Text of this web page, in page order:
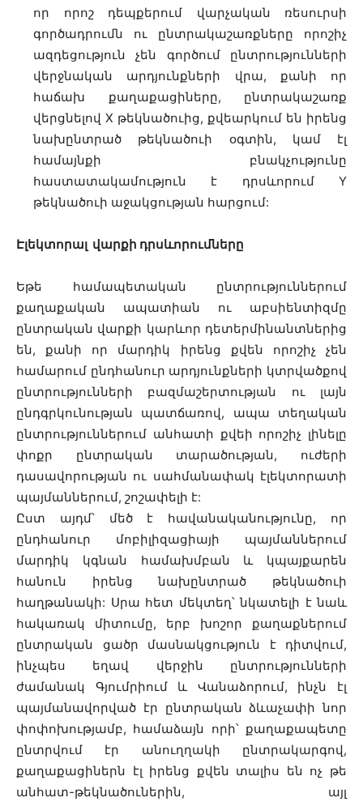
որ որոշ դեպքերում վարչական ռեսուրսի
գործադրումն ու ընտրակաշառքները որոշիչ
ազդեցություն չեն գործում ընտրությունների
վերջնական արդյունքների վրա, քանի որ
հաճախ քաղաքացիները, ընտրակաշառք
վերցնելով X թեկնածուից, քվեարկում են իրենց
նախընտրած թեկնածուի օգտին, կամ էլ
համայնքի բնակչությունը
հաստատակամություն է դրսևորում Y
թեկնածուի աջակցության հարցում:
Էլեկտորալ վարքի դրսևորումները
Եթե համապետական ընտրություններում
քաղաքական ապատիան ու աբսիենտիզմը
ընտրական վարքի կարևոր դետերմինանտներից
են, քանի որ մարդիկ իրենց քվեն որոշիչ չեն
համարում ընդհանուր արդյունքների կտրվածքով
ընտրությունների բազմաշերտության ու լայն
ընդգրկունության պատճառով, ապա տեղական
ընտրություններում անհատի քվեի որոշիչ լինելը
փոքր ընտրական տարածության, ուժերի
դասավորության ու սահմանափակ էլեկտորատի
պայմաններում, շոշափելի է:
Ըստ այդմ՝ մեծ է հավանականությունը, որ
ընդհանուր մոբիլիզացիայի պայմաններում
մարդիկ կգնան համախմբան և կպայքարեն
հանուն իրենց նախընտրած թեկնածուի
հաղթանակի: Սրա հետ մեկտեղ՝ նկատելի է նաև
հակառակ միտումը, երբ խոշոր քաղաքներում
ընտրական ցածր մասնակցություն է դիտվում,
ինչպես եղավ վերջին ընտրությունների
ժամանակ Գյումրիում և Վանաձորում, ինչն էլ
պայմանավորված էր ընտրական ձևաչափի նոր
փոփոխությամբ, համաձայն որի՝ քաղաքապետը
ընտրվում էր անուղղակի ընտրակարգով,
քաղաքացիներն էլ իրենց քվեն տալիս են ոչ թե
անհատ-թեկնածուներին, այլ